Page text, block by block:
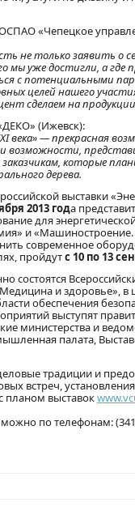
«Чепецкое
не только заявить о
мы уже достигли, а где
с потенциальными
целей нашего
сделаем на
(Ижевск):
века» — прекрасная
возможности,
которые
дерева.
выставки
2013 года
для
и
современное
пройдутс 10 по 13
состоятся
и здоровье», в
обеспечения
выступят
министерства и
палата,
традиции и
встреч,
планом выставок
по телефонам: